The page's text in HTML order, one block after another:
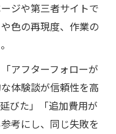
ジや第三者サイトで
色の再現度、作業の
アフターフォローが
体験談が信頼性を高
びた」「追加費用が
考にし、同じ失敗を